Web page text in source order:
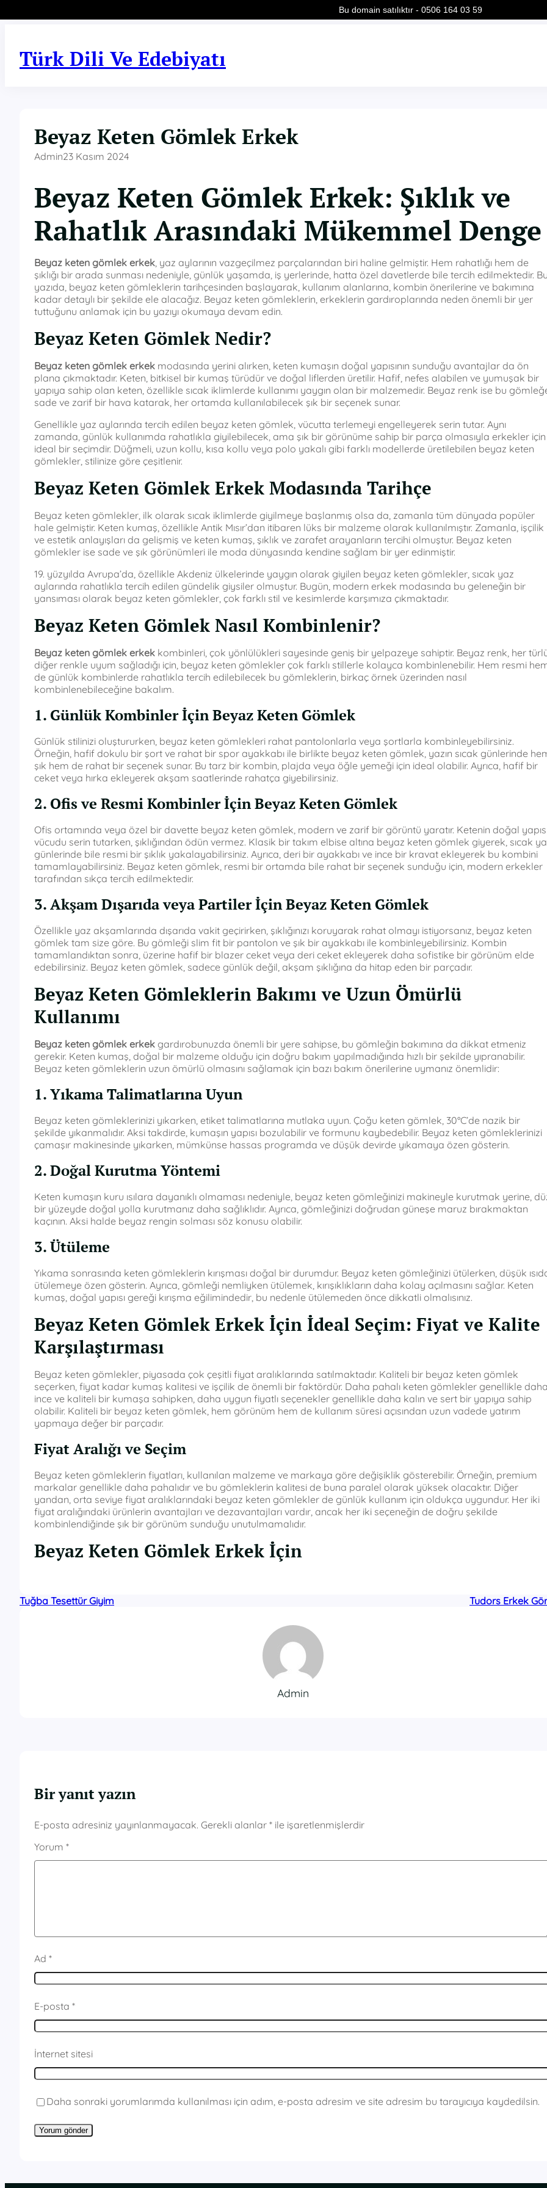
Türk Dili Ve Edebiyatı
Beyaz Keten Gömlek Erkek
Admin23 Kasım 2024
Beyaz Keten Gömlek Erkek: Şıklık ve
Rahatlık Arasındaki Mükemmel Denge
Beyaz keten gömlek erkek, yaz aylarının vazgeçilmez parçalarından biri haline gelmiştir. Hem rahatlığı hem de
şıklığı bir arada sunması nedeniyle, günlük yaşamda, iş yerlerinde, hatta özel davetlerde bile tercih edilmektedir.
yazıda, beyaz keten gömleklerin tarihçesinden başlayarak, kullanım alanlarına, kombin önerilerine ve bakımına
kadar detaylı bir şekilde ele alacağız. Beyaz keten gömleklerin, erkeklerin gardıroplarında neden önemli bir yer
tuttuğunu anlamak için bu yazıyı okumaya devam edin.
Beyaz Keten Gömlek Nedir?
Beyaz keten gömlek erkek modasında yerini alırken, keten kumaşın doğal yapısının sunduğu avantajlar da ön
plana çıkmaktadır. Keten, bitkisel bir kumaş türüdür ve doğal liflerden üretilir. Hafif, nefes alabilen ve yumuşak bir
yapıya sahip olan keten, özellikle sıcak iklimlerde kullanımı yaygın olan bir malzemedir. Beyaz renk ise bu
sade ve zarif bir hava katarak, her ortamda kullanılabilecek şık bir seçenek sunar.
Genellikle yaz aylarında tercih edilen beyaz keten gömlek, vücutta terlemeyi engelleyerek serin tutar. Aynı
zamanda, günlük kullanımda rahatlıkla giyilebilecek, ama şık bir görünüme sahip bir parça olmasıyla erkekler için
ideal bir seçimdir. Düğmeli, uzun kollu, kısa kollu veya polo yakalı gibi farklı modellerde üretilebilen beyaz keten
gömlekler, stilinize göre çeşitlenir.
Beyaz Keten Gömlek Erkek Modasında Tarihçe
Beyaz keten gömlekler, ilk olarak sıcak iklimlerde giyilmeye başlanmış olsa da, zamanla tüm dünyada popüler
hale gelmiştir. Keten kumaş, özellikle Antik Mısır’dan itibaren lüks bir malzeme olarak kullanılmıştır. Zamanla, işçilik
ve estetik anlayışları da gelişmiş ve keten kumaş, şıklık ve zarafet arayanların tercihi olmuştur. Beyaz keten
gömlekler ise sade ve şık görünümleri ile moda dünyasında kendine sağlam bir yer edinmiştir.
19. yüzyılda Avrupa’da, özellikle Akdeniz ülkelerinde yaygın olarak giyilen beyaz keten gömlekler, sıcak yaz
aylarında rahatlıkla tercih edilen gündelik giysiler olmuştur. Bugün, modern erkek modasında bu geleneğin bir
yansıması olarak beyaz keten gömlekler, çok farklı stil ve kesimlerde karşımıza çıkmaktadır.
Beyaz Keten Gömlek Nasıl Kombinlenir?
Beyaz keten gömlek erkek kombinleri, çok yönlülükleri sayesinde geniş bir yelpazeye sahiptir. Beyaz renk, her
diğer renkle uyum sağladığı için, beyaz keten gömlekler çok farklı stillerle kolayca kombinlenebilir. Hem resmi
de günlük kombinlerde rahatlıkla tercih edilebilecek bu gömleklerin, birkaç örnek üzerinden nasıl
kombinlenebileceğine bakalım.
1. Günlük Kombinler İçin Beyaz Keten Gömlek
Günlük stilinizi oluştururken, beyaz keten gömlekleri rahat pantolonlarla veya şortlarla kombinleyebilirsiniz.
Örneğin, hafif dokulu bir şort ve rahat bir spor ayakkabı ile birlikte beyaz keten gömlek, yazın sıcak günlerinde
şık hem de rahat bir seçenek sunar. Bu tarz bir kombin, plajda veya öğle yemeği için ideal olabilir. Ayrıca, hafif bir
ceket veya hırka ekleyerek akşam saatlerinde rahatça giyebilirsiniz.
2. Ofis ve Resmi Kombinler İçin Beyaz Keten Gömlek
Ofis ortamında veya özel bir davette beyaz keten gömlek, modern ve zarif bir görüntü yaratır. Ketenin doğal
vücudu serin tutarken, şıklığından ödün vermez. Klasik bir takım elbise altına beyaz keten gömlek giyerek, sıcak
günlerinde bile resmi bir şıklık yakalayabilirsiniz. Ayrıca, deri bir ayakkabı ve ince bir kravat ekleyerek bu kombini
tamamlayabilirsiniz. Beyaz keten gömlek, resmi bir ortamda bile rahat bir seçenek sunduğu için, modern erkekler
tarafından sıkça tercih edilmektedir.
3. Akşam Dışarıda veya Partiler İçin Beyaz Keten Gömlek
Özellikle yaz akşamlarında dışarıda vakit geçirirken, şıklığınızı koruyarak rahat olmayı istiyorsanız, beyaz keten
gömlek tam size göre. Bu gömleği slim fit bir pantolon ve şık bir ayakkabı ile kombinleyebilirsiniz. Kombin
tamamlandıktan sonra, üzerine hafif bir blazer ceket veya deri ceket ekleyerek daha sofistike bir görünüm elde
edebilirsiniz. Beyaz keten gömlek, sadece günlük değil, akşam şıklığına da hitap eden bir parçadır.
Beyaz Keten Gömleklerin Bakımı ve Uzun Ömürlü
Kullanımı
Beyaz keten gömlek erkek gardırobunuzda önemli bir yere sahipse, bu gömleğin bakımına da dikkat etmeniz
gerekir. Keten kumaş, doğal bir malzeme olduğu için doğru bakım yapılmadığında hızlı bir şekilde yıpranabilir.
Beyaz keten gömleklerin uzun ömürlü olmasını sağlamak için bazı bakım önerilerine uymanız önemlidir:
1. Yıkama Talimatlarına Uyun
Beyaz keten gömleklerinizi yıkarken, etiket talimatlarına mutlaka uyun. Çoğu keten gömlek, 30°C’de nazik bir
şekilde yıkanmalıdır. Aksi takdirde, kumaşın yapısı bozulabilir ve formunu kaybedebilir. Beyaz keten gömleklerinizi
çamaşır makinesinde yıkarken, mümkünse hassas programda ve düşük devirde yıkamaya özen gösterin.
2. Doğal Kurutma Yöntemi
Keten kumaşın kuru ısılara dayanıklı olmaması nedeniyle, beyaz keten gömleğinizi makineyle kurutmak yerine,
bir yüzeyde doğal yolla kurutmanız daha sağlıklıdır. Ayrıca, gömleğinizi doğrudan güneşe maruz bırakmaktan
kaçının. Aksi halde beyaz rengin solması söz konusu olabilir.
3. Ütüleme
Yıkama sonrasında keten gömleklerin kırışması doğal bir durumdur. Beyaz keten gömleğinizi ütülerken, düşük
ütülemeye özen gösterin. Ayrıca, gömleği nemliyken ütülemek, kırışıklıkların daha kolay açılmasını sağlar. Keten
kumaş, doğal yapısı gereği kırışma eğilimindedir, bu nedenle ütülemeden önce dikkatli olmalısınız.
Beyaz Keten Gömlek Erkek İçin İdeal Seçim: Fiyat ve Kalite
Karşılaştırması
Beyaz keten gömlekler, piyasada çok çeşitli fiyat aralıklarında satılmaktadır. Kaliteli bir beyaz keten gömlek
seçerken, fiyat kadar kumaş kalitesi ve işçilik de önemli bir faktördür. Daha pahalı keten gömlekler genellikle
ince ve kaliteli bir kumaşa sahipken, daha uygun fiyatlı seçenekler genellikle daha kalın ve sert bir yapıya sahip
olabilir. Kaliteli bir beyaz keten gömlek, hem görünüm hem de kullanım süresi açısından uzun vadede yatırım
yapmaya değer bir parçadır.
Fiyat Aralığı ve Seçim
Beyaz keten gömleklerin fiyatları, kullanılan malzeme ve markaya göre değişiklik gösterebilir. Örneğin, premium
markalar genellikle daha pahalıdır ve bu gömleklerin kalitesi de buna paralel olarak yüksek olacaktır. Diğer
yandan, orta seviye fiyat aralıklarındaki beyaz keten gömlekler de günlük kullanım için oldukça uygundur. Her iki
fiyat aralığındaki ürünlerin avantajları ve dezavantajları vardır, ancak her iki seçeneğin de doğru şekilde
kombinlendiğinde şık bir görünüm sunduğu unutulmamalıdır.
Beyaz Keten Gömlek Erkek İçin
Tuğba Tesettür Giyim Tudors Erkek
Admin
Bir yanıt yazın
E-posta adresiniz yayınlanmayacak. Gerekli alanlar * ile işaretlenmişlerdir
Yorum *
Ad *
E-posta *
İnternet sitesi
Daha sonraki yorumlarımda kullanılması için adım, e-posta adresim ve site adresim bu tarayıcıya kaydedilsin.
Bu domain satılıktır - 0506 164 03 59